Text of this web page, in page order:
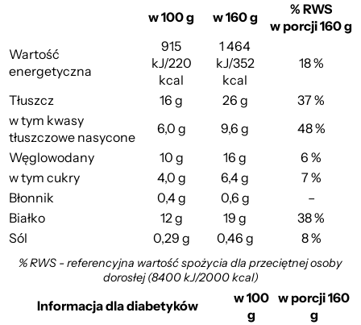
w 100 g w 160 g
% RWS
w porcji 160 g
Wartość
energetyczna
915
kJ/220
kcal
1 464
kJ/352
kcal
18 %
Tłuszcz 16 g 26 g
37 %
w tym kwasy
tłuszczowe nasycone
6,0 g 9,6 g
48 %
Węglowodany
10 g 16 g
6 %
w tym cukry
4,0 g 6,4 g
7 %
Błonnik
0,4 g 0,6 g
–
Białko
12 g 19 g
38 %
Sól
0,29 g 0,46 g 8 %
% RWS - referencyjna wartość spożycia dla przeciętnej osoby
dorosłej (8400 kJ/2000 kcal)
Informacja dla diabetyków
w 100
g
w porcji 160
g